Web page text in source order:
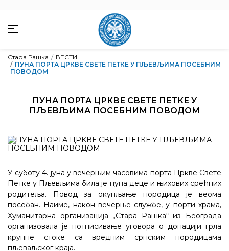
Стара Рашка
ВЕСТИ
ПУНА ПОРТА ЦРКВЕ СВЕТЕ ПЕТКЕ У ПЉЕВЉИМА ПОСЕБНИМ
ПОВОДОМ
ПУНА ПОРТА ЦРКВЕ СВЕТЕ ПЕТКЕ У
ПЉЕВЉИМА ПОСЕБНИМ ПОВОДОМ
У суботу 4. јуна у вечерњим часовима порта Цркве Свете
Петке у Пљевљима била је пуна деце и њихових срећних
родитеља. Повод за окупљање породица је веома
посебан. Наиме, након вечерње службе, у порти храма,
Хуманитарна организација „Стара Рашка“ из Београда
организовала је потписивање уговора о донацији грла
крупне стоке са вредним српским породицама
пљеваљског краја.